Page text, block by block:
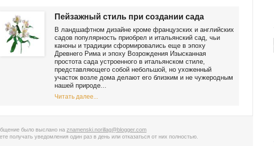
Пейзажный стиль при создании сада
В ландшафтном дизайне кроме французских и английских
садов популярность приобрел и итальянский сад, чьи
каноны и традиции сформировались еще в эпоху
Древнего Рима и эпоху Возрождения Изысканная
простота сада устроенного в итальянском стиле,
представляющего собой небольшой, но ухоженный
участок возле дома делают его близким и не чужеродным
нашей природе...
Читать далее...
было выслано на znamenski.norillag@blogger.com
получать уведомления один раз в день или отказаться от них полностью